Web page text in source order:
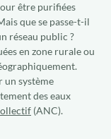
être purifiées
que se passe-t-il
réseau public ?
en zone rurale ou
un système
des eaux
(ANC).